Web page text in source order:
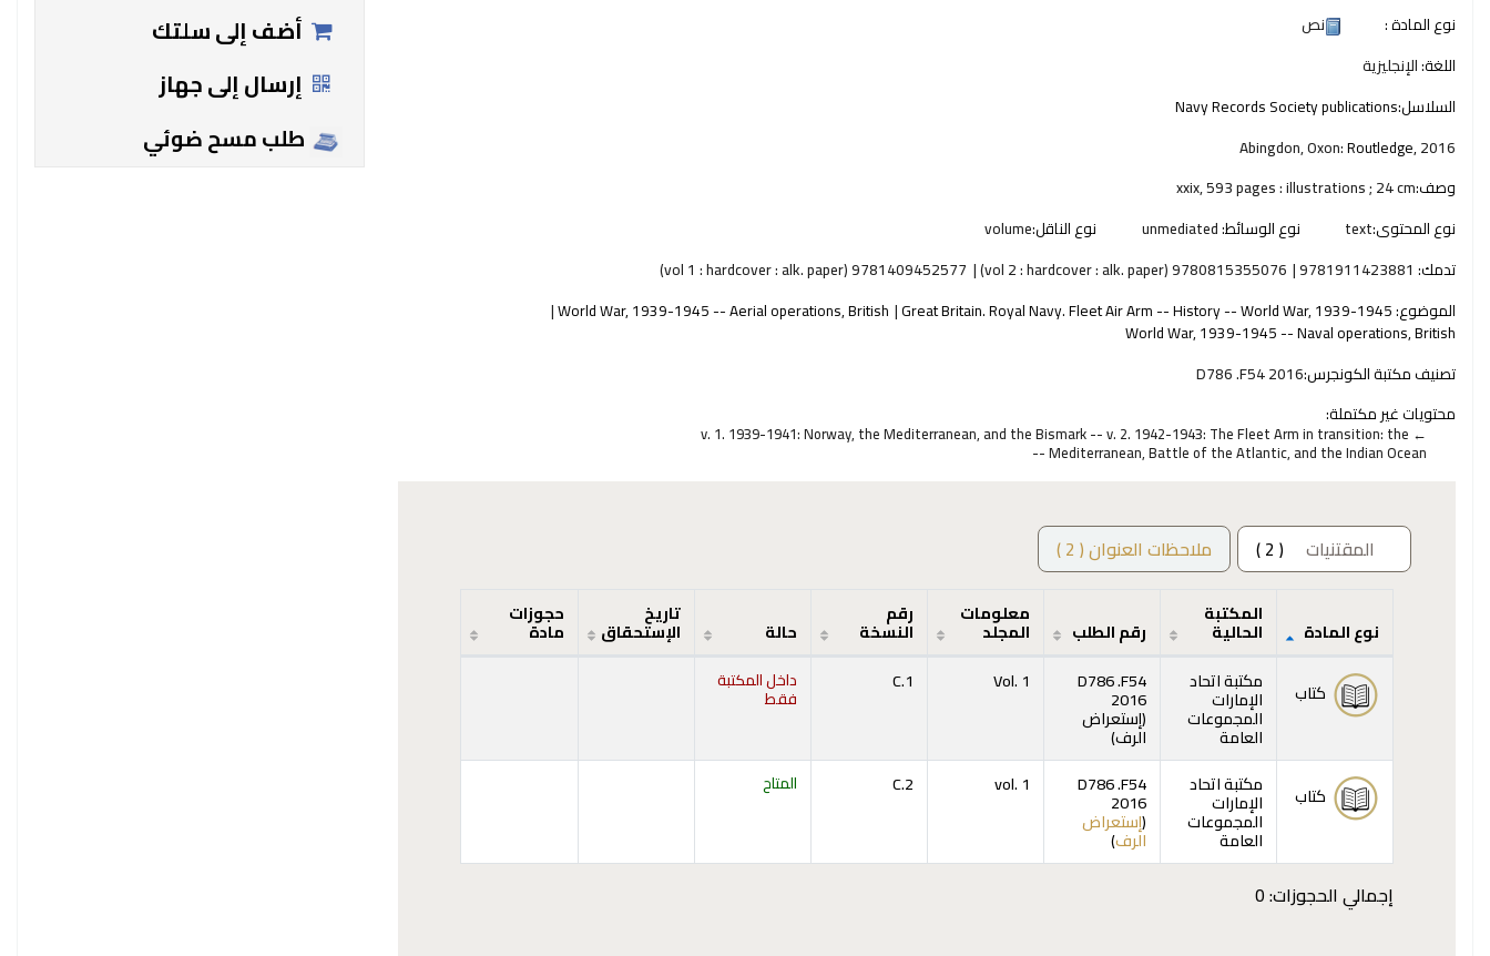
نوع المادة :
نص
اللغة:الإنجليزية
السلاسل:Navy Records Society publications
Abingdon, Oxon:Routledge,2016
وصف:xxix, 593 pages : illustrations ; 24 cm
نوع المحتوى:text نوع الوسائط:unmediated نوع الناقل:volume
تدمك: 9781911423881
9780815355076 (vol 2 : hardcover : alk. paper)
9781409452577 (vol 1 : hardcover : alk. paper)
الموضوع:Great Britain. Royal Navy. Fleet Air Arm -- History -- World War, 1939-1945
World War, 1939-1945 -- Aerial operations, British
World War, 1939-1945 -- Naval operations, British
تصنيف مكتبة الكونجرس:D786 .F54 2016
محتويات غير مكتملة:
v. 1. 1939-1941: Norway, the Mediterranean, and the Bismark -- v. 2. 1942-1943: The Fleet Arm in transition: the
Mediterranean, Battle of the Atlantic, and the Indian Ocean --
المقتنيات ( 2 ) ملاحظات العنوان ( 2 )
المقتنيات
نوع المادة
المكتبة
الحالية رقم الطلب
معلومات
المجلد
رقم
النسخة حالة
تاريخ
الإستحقاق
حجوزات
مادة
كتاب مكتبة اتحاد
الإمارات
المجموعات
العامة
D786 .F54
2016
(إستعراض
الرف(يفتح أدناه)
)
Vol. 1
C.1 داخل المكتبة
فقط
كتاب مكتبة اتحاد
الإمارات
المجموعات
العامة
D786 .F54
2016
(إستعراض
الرف(يفتح أدناه)
)
vol. 1
C.2 المتاح
إجمالي الحجوزات: 0
أضف إلى سلتك
إرسال إلى جهاز
طلب مسح ضوئي